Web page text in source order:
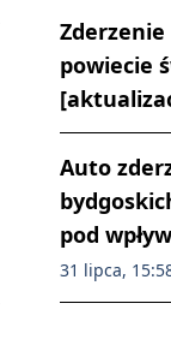
powiecie
Auto
pod
31 lipca,